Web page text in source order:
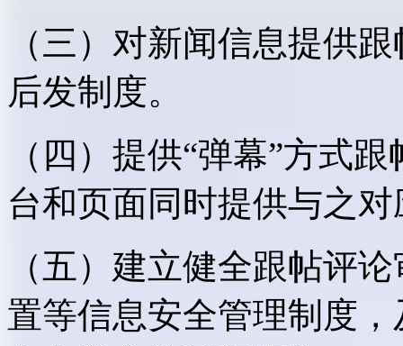
（三）对新闻信息提供
后发制度。
（四）提供“弹幕”方式
台和页面同时提供与之
（五）建立健全跟帖评
置等信息安全管理制度